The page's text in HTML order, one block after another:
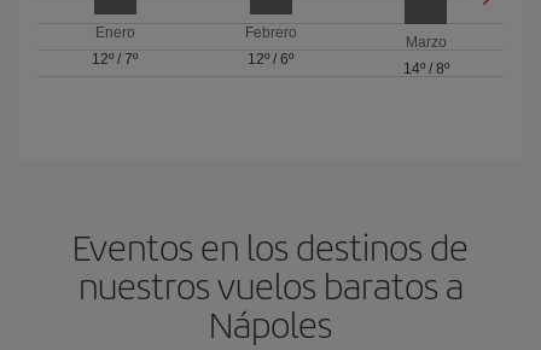
Enero
12º /7º
Febrero
12º / 6º
Marzo
14º/ 8º
Eventos en los destinos de
nuestros vuelos baratos a
Nápoles